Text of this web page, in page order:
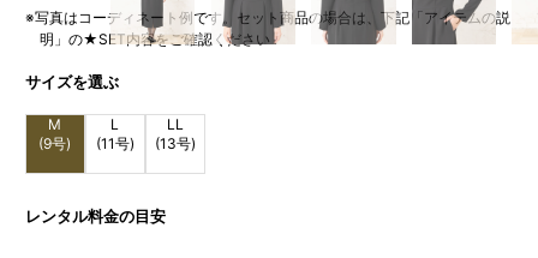
※写真はコーディネート例です。セット商品の場合は、下記「アイテムの説
明」の★SET内容をご確認ください
サイズを選ぶ
M
(9号)
L
(11号)
LL
(13号)
レンタル料金の目安